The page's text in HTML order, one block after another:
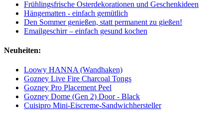
Frühlingsfrische Osterdekorationen und Geschenkideen
Hängematten - einfach gemütlich
Den Sommer genießen, statt permanent zu gießen!
Emailgeschirr – einfach gesund kochen
Neuheiten:
Loowy HANNA (Wandhaken)
Gozney Live Fire Charcoal Tongs
Gozney Pro Placement Peel
Gozney Dome (Gen 2) Door - Black
Cuisipro Mini-Eiscreme-Sandwichhersteller